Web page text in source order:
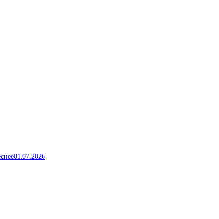
01.07.2026